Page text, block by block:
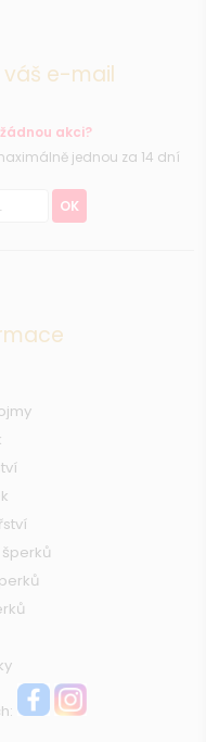
váš e-mail
akci?
jednou za 14 dní
OK